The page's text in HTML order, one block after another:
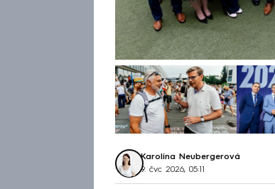
Karolína Neubergerová
9. čvc 2026, 05:11